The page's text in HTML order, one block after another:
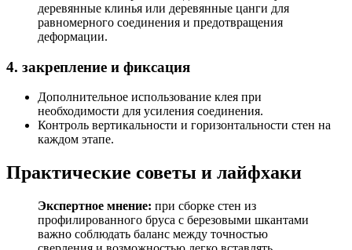
деревянные клинья или деревянные цанги для
равномерного соединения и предотвращения
деформации.
4. закрепление и фиксация
Дополнительное использование клея при
необходимости для усиления соединения.
Контроль вертикальности и горизонтальности стен на
каждом этапе.
Практические советы и лайфхаки
Экспертное мнение: при сборке стен из
профилированного бруса с березовыми шкантами
важно соблюдать баланс между точностью